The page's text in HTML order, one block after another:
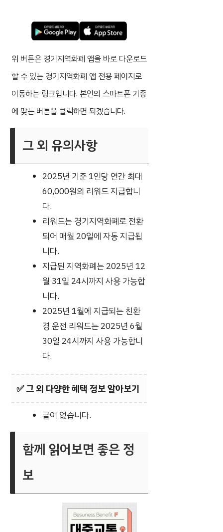
위 버튼은 경기지역화폐 앱을 바로 다운로드
할 수 있는 경기지역화폐 앱 전용 페이지로
이동하는 링크입니다. 본인의 스마트폰 기종
에 맞는 버튼을 클릭하면 되겠습니다.
그 외 유의사항
2025년 기준 1인당 연간 최대
60,000원의 리워드 지급합니
다.
리워드는 경기지역화폐로 전환
되어 매월 20일에 자동 지급됩
니다.
지급된 지역화폐는 2025년 12
월 31일 24시까지 사용 가능합
니다.
2025년 1월에 지급되는 친환
경 운전 리워드는 2025년 6월
30일 24시까지 사용 가능합니
다.
✅그 외 다양한 혜택 정보 알아보기
글이 없습니다.
함께 읽어보면 좋은 정
보